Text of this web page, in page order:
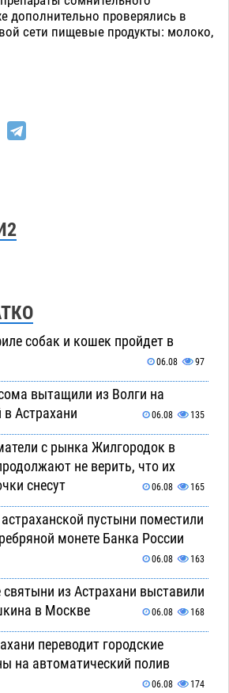
дополнительно проверялись в
сети пищевые продукты: молоко,
собак и кошек пройдет в
06.08 97
вытащили из Волги на
Астрахани
06.08 135
с рынка Жилгородок в
не верить, что их
снесут
06.08 165
пустыни поместили
монете Банка России
06.08 163
из Астрахани выставили
в Москве
06.08 168
переводит городские
на автоматический полив
06.08 174